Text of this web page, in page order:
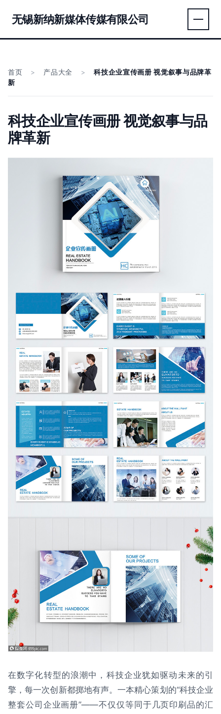
无锡新纳新媒体传媒有限公司
首页 > 产品大全 >
科技企业宣传画册 视觉叙事与品牌革
新
科技企业宣传画册 视觉叙事与品
牌革新
在数字化转型的浪潮中，科技企业犹如驱动未来的引
擎，每一次创新都掷地有声。一本精心策划的“科技企业
整套公司企业画册”——不仅仅等同于几页印刷品的汇